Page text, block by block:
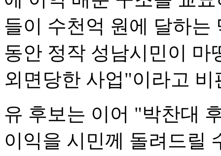
들이 수천억 원에 달하는
동안 정작 성남시민이 마
외면당한 사업"이라고 비
유 후보는 이어 "박찬대
이익을 시민께 돌려드릴